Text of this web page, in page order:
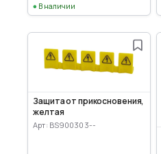
В наличии
Защита от прикосновения,
желтая
Арт: BS900303--